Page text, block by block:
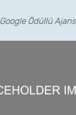
Google Ödüllü Ajans